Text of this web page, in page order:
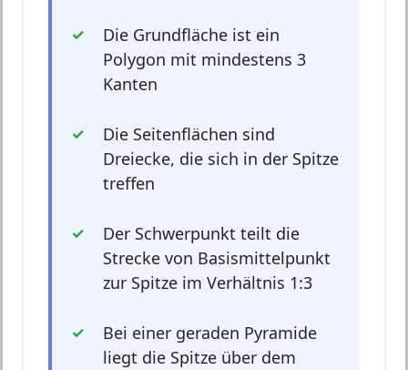
Die Grundfläche ist ein
Polygon mit mindestens 3
Kanten
Die Seitenflächen sind
Dreiecke, die sich in der Spitze
treffen
Der Schwerpunkt teilt die
Strecke von Basismittelpunkt
zur Spitze im Verhältnis 1:3
Bei einer geraden Pyramide
liegt die Spitze über dem